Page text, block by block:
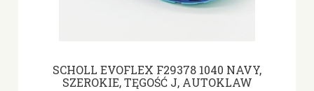
SCHOLL EVOFLEX F29378 1040 NAVY,
SZEROKIE, TĘGOŚĆ J, AUTOKLAW